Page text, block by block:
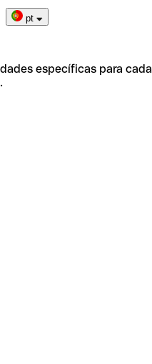
pt
específicas para cada